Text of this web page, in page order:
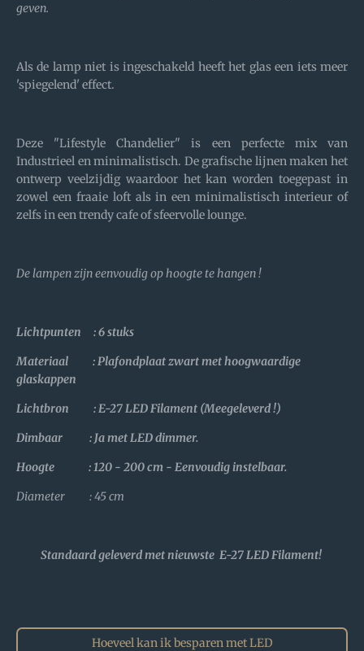
geven.
Als de lamp niet is ingeschakeld heeft het glas een iets meer
'spiegelend' effect.
Deze "Lifestyle Chandelier" is een perfecte mix van
Industrieel en minimalistisch. De grafische lijnen maken het
ontwerp veelzijdig waardoor het kan worden toegepast in
zowel een fraaie loft als in een minimalistisch interieur of
zelfs in een trendy cafe of sfeervolle lounge.
De lampen zijn eenvoudig op hoogte te hangen !
Lichtpunten : 6 stuks
Materiaal : Plafondplaat zwart met hoogwaardige
glaskappen
Lichtbron : E-27 LED Filament (Meegeleverd !)
Dimbaar : Ja met LED dimmer.
Hoogte : 120 - 200 cm - Eenvoudig instelbaar.
Diameter : 45 cm
Standaard geleverd met nieuwste E-27 LED Filament!
Hoeveel kan ik besparen met LED